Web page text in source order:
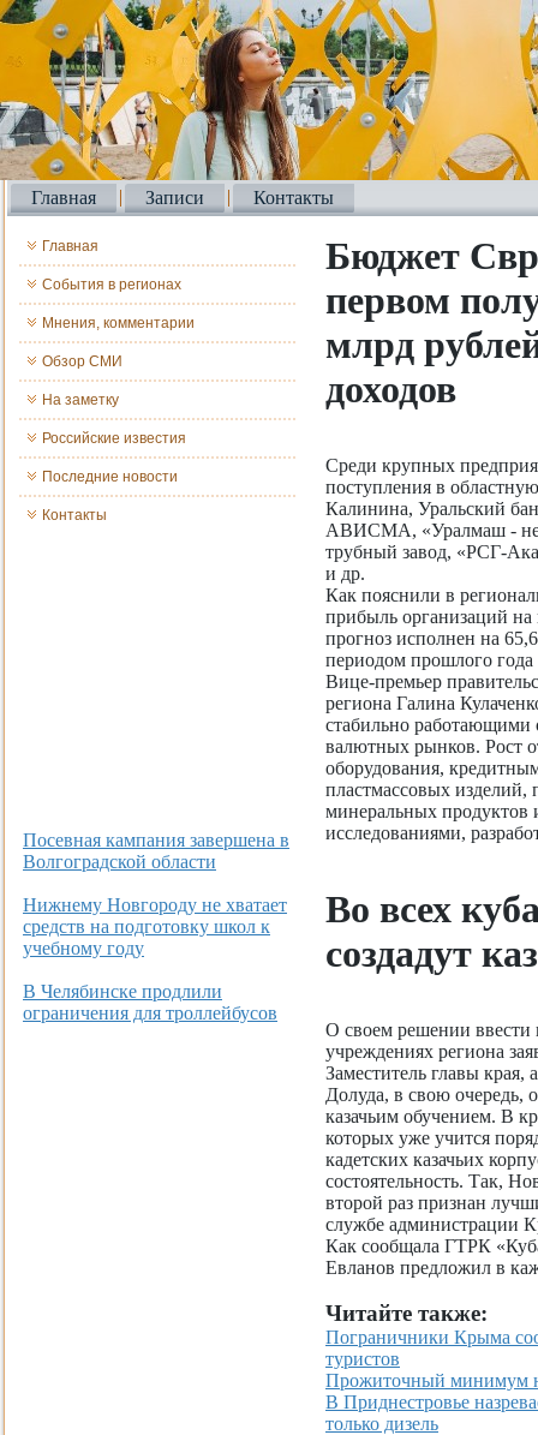
Главная Записи Контакты
Главная
События в регионах
Мнения, комментарии
Обзор СМИ
На заметку
Российские известия
Последние новости
Контакты
Посевная кампания завершена в
Волгоградской области
Нижнему Новгороду не хватает
средств на подготовку школ к
учебному году
В Челябинске продлили
ограничения для троллейбусов
Бюджет
первом
млрд
доходов
Среди крупных
поступления в
Калинина, Уральский
АВИСМА, «Уралмаш -
трубный завод, «РСГ-
и др.
Как пояснили в
прибыль организаций
прогноз исполнен на
периодом прошлого года
Вице-премьер
региона Галина
стабильно
валютных рынков. Рост
оборудования,
пластмассовых изделий,
минеральных продуктов
исследованиями,
Во всех
создадут
О своем решении ввести
учреждениях региона
Заместитель главы края,
Долуда, в свою
казачьим обучением. В
которых уже учится
кадетских казачьих
состоятельность. Так,
второй раз признан
службе администрации
Как сообщала ГТРК
Евланов предложил в
Читайте также:
Пограничники Крыма
туристов
Прожиточный минимум
В Приднестровье
только дизель